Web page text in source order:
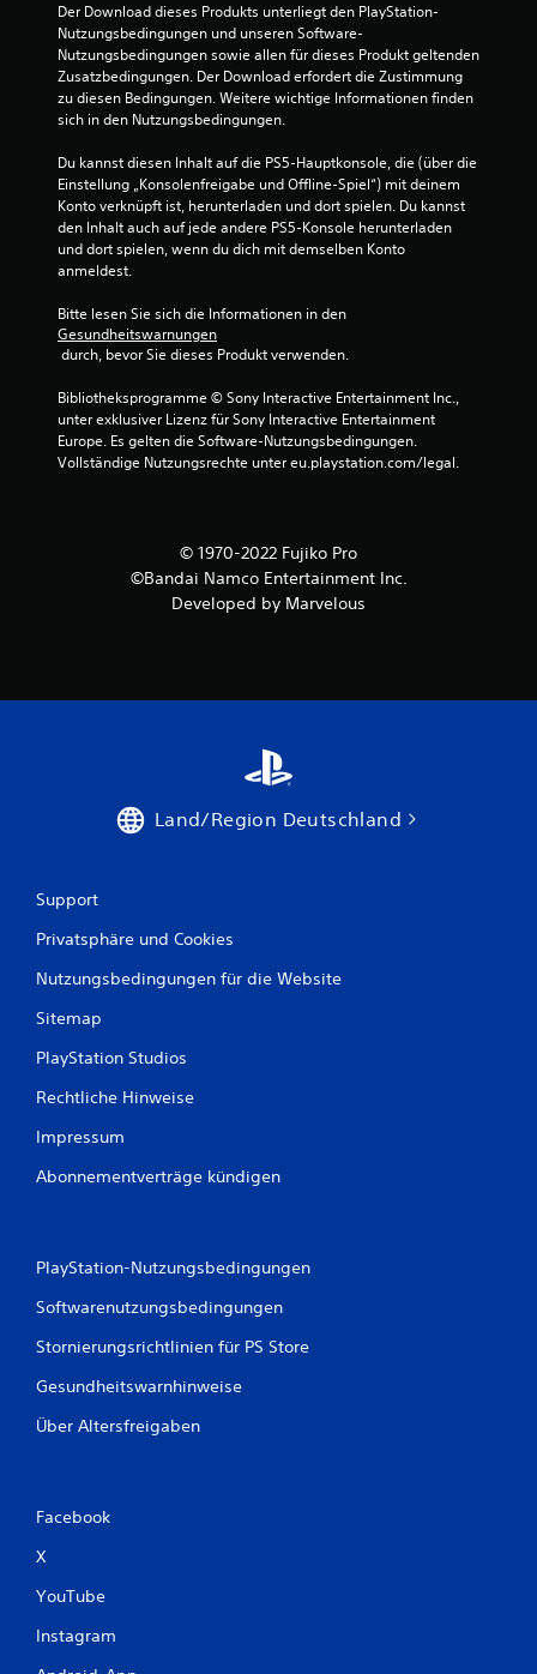
Der Download dieses Produkts unterliegt den PlayStation-
Nutzungsbedingungen und unseren Software-
Nutzungsbedingungen sowie allen für dieses Produkt geltenden
Zusatzbedingungen. Der Download erfordert die Zustimmung
zu diesen Bedingungen. Weitere wichtige Informationen finden
sich in den Nutzungsbedingungen.
Du kannst diesen Inhalt auf die PS5-Hauptkonsole, die (über die
Einstellung „Konsolenfreigabe und Offline-Spiel“) mit deinem
Konto verknüpft ist, herunterladen und dort spielen. Du kannst
den Inhalt auch auf jede andere PS5-Konsole herunterladen
und dort spielen, wenn du dich mit demselben Konto
anmeldest.
Bitte lesen Sie sich die Informationen in den
Gesundheitswarnungen
durch, bevor Sie dieses Produkt verwenden.
Bibliotheksprogramme © Sony Interactive Entertainment Inc.,
unter exklusiver Lizenz für Sony Interactive Entertainment
Europe. Es gelten die Software-Nutzungsbedingungen.
Vollständige Nutzungsrechte unter eu.playstation.com/legal.
© 1970-2022 Fujiko Pro
©Bandai Namco Entertainment Inc.
Developed by Marvelous
Land/Region Deutschland
Support
Privatsphäre und Cookies
Nutzungsbedingungen für die Website
Sitemap
PlayStation Studios
Rechtliche Hinweise
Impressum
Abonnementverträge kündigen
PlayStation-Nutzungsbedingungen
Softwarenutzungsbedingungen
Stornierungsrichtlinien für PS Store
Gesundheitswarnhinweise
Über Altersfreigaben
Facebook
X
YouTube
Instagram